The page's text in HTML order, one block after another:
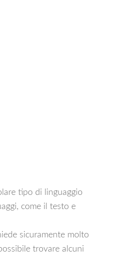
tipo di linguaggio
come il testo e
sicuramente molto
trovare alcuni